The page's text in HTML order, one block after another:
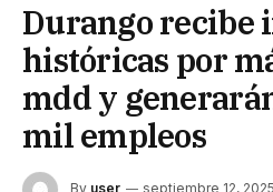
Durango recibe
históricas por
mdd y
mil empleos
By user septiembre 12, 2025